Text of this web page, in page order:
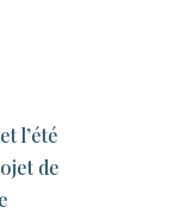
l’été
de